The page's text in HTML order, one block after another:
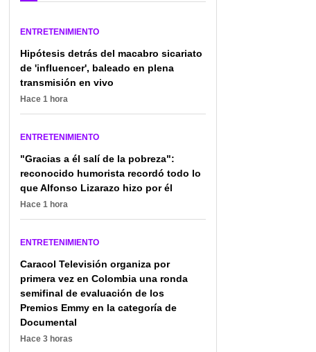
Mujer salió de su
desesperadamente en
ENTRETENIMIENTO
Hipótesis detrás del macabro sicariato
de 'influencer', baleado en plena
transmisión en vivo
Hace 1 hora
ENTRETENIMIENTO
"Gracias a él salí de la pobreza":
reconocido humorista recordó todo lo
que Alfonso Lizarazo hizo por él
Hace 1 hora
ENTRETENIMIENTO
Caracol Televisión organiza por
primera vez en Colombia una ronda
semifinal de evaluación de los
Premios Emmy en la categoría de
Documental
Hace 3 horas